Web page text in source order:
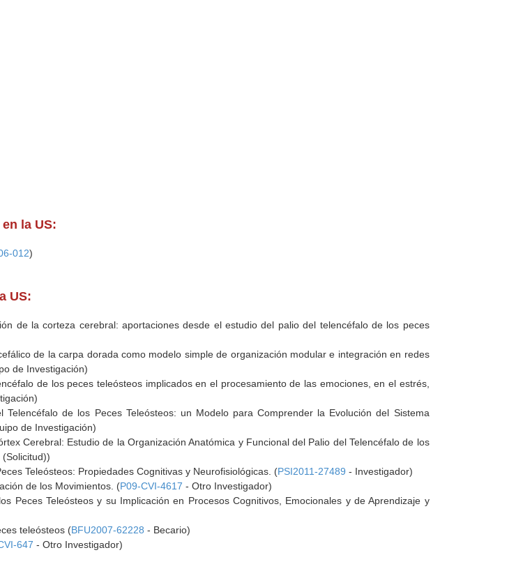
la US:
012)
US:
de la corteza cerebral: aportaciones desde el estudio del palio del telencéfalo de los peces
de la carpa dorada como modelo simple de organización modular e integración en redes
de Investigación)
de los peces teleósteos implicados en el procesamiento de las emociones, en el estrés,
de los Peces Teleósteos: un Modelo para Comprender la Evolución del Sistema
de Investigación)
Cerebral: Estudio de la Organización Anatómica y Funcional del Palio del Telencéfalo de los
Teleósteos: Propiedades Cognitivas y Neurofisiológicas. (PSI2011-27489 - Investigador)
de los Movimientos. (P09-CVI-4617 - Otro Investigador)
Peces Teleósteos y su Implicación en Procesos Cognitivos, Emocionales y de Aprendizaje y
teleósteos (BFU2007-62228 - Becario)
647 - Otro Investigador)